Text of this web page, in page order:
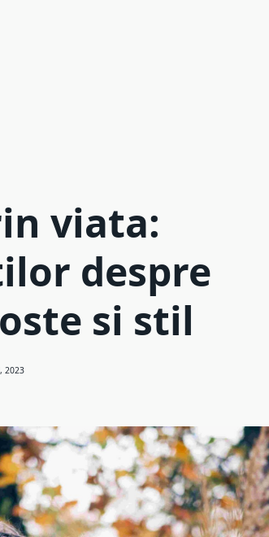
viata:
despre
si stil
2023